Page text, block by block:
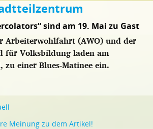
sind am 19. Mai zu Gast
Arbeiterwohlfahrt (AWO) und der
für Volksbildung laden am
zu einer Blues-Matinee ein.
Meinung zu dem Artikel!